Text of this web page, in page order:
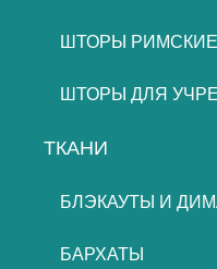
ШТОРЫ РИМСКИЕ
ШТОРЫ ДЛЯ
ТКАНИ
БЛЭКАУТЫ И
БАРХАТЫ